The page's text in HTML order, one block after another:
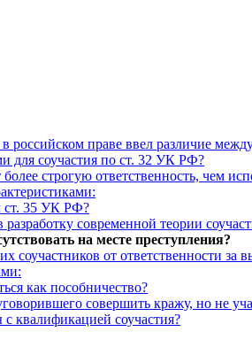
российском праве ввел различие
для соучастия по ст. 32 УК РФ?
строгую ответственность, чем
ст. 35 УК РФ?
современной теории
на месте преступления?
соучастников от ответственности за
как пособничество?
совершить кражу, но не
квалификацией соучастия?